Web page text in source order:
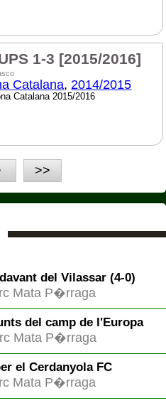
1-3 [2015/2016]
Catalana,2014/2015
Catalana 2015/2016
>>
del Vilassar (4-0)
Mata P�rraga
del camp de l'Europa
Mata P�rraga
el Cerdanyola FC
Mata P�rraga